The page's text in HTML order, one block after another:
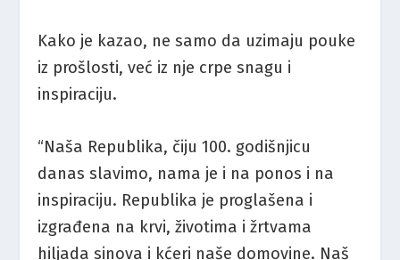
Kako je kazao, ne samo da uzimaju pouke
iz prošlosti, već iz nje crpe snagu i
inspiraciju.
“Naša Republika, čiju 100. godišnjicu
danas slavimo, nama je i na ponos i na
inspiraciju. Republika je proglašena i
izgrađena na krvi, životima i žrtvama
hiljada sinova i kćeri naše domovine. Naš